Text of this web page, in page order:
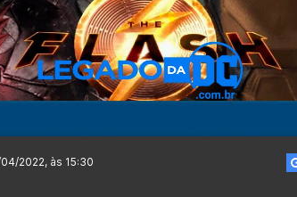
2022, às 15:30